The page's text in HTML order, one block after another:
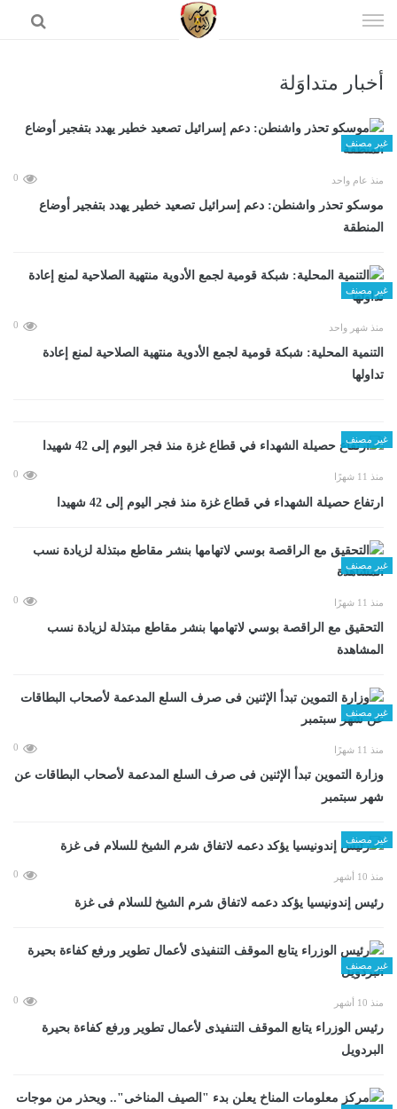
الى
أخبار متداوَلة
غير مصنف
منذ عام واحد 0
موسكو تحذر واشنطن: دعم إسرائيل تصعيد خطير يهدد بتفجير أوضاع
المنطقة
غير مصنف
منذ شهر واحد 0
التنمية المحلية: شبكة قومية لجمع الأدوية منتهية الصلاحية لمنع إعادة
تداولها
غير مصنف
منذ 11 شهرًا 0
ارتفاع حصيلة الشهداء في قطاع غزة منذ فجر اليوم إلى 42 شهيدا
غير مصنف
منذ 11 شهرًا 0
التحقيق مع الراقصة بوسي لاتهامها بنشر مقاطع مبتذلة لزيادة نسب
المشاهدة
غير مصنف
منذ 11 شهرًا 0
وزارة التموين تبدأ الإثنين فى صرف السلع المدعمة لأصحاب البطاقات عن
شهر سبتمبر
غير مصنف
منذ 10 أشهر 0
رئيس إندونيسيا يؤكد دعمه لاتفاق شرم الشيخ للسلام فى غزة
غير مصنف
منذ 10 أشهر 0
رئيس الوزراء يتابع الموقف التنفيذى لأعمال تطوير ورفع كفاءة بحيرة
البردويل